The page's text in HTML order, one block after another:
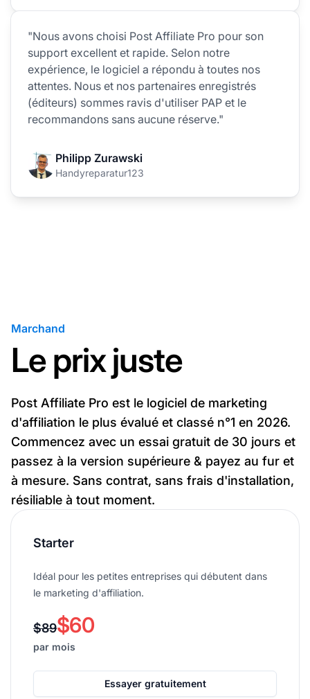
"Nous avons choisi Post Affiliate Pro pour son
support excellent et rapide. Selon notre
expérience, le logiciel a répondu à toutes nos
attentes. Nous et nos partenaires enregistrés
(éditeurs) sommes ravis d'utiliser PAP et le
recommandons sans aucune réserve."
Philipp Zurawski
Handyreparatur123
Marchand
Le prix juste
Post Affiliate Pro est le logiciel de marketing
d'affiliation le plus évalué et classé n°1 en 2026.
Commencez avec un essai gratuit de 30 jours et
passez à la version supérieure & payez au fur et
à mesure. Sans contrat, sans frais d'installation,
résiliable à tout moment.
Starter
Idéal pour les petites entreprises qui débutent dans
le marketing d'affiliation.
$89$60
par mois
Essayer gratuitement